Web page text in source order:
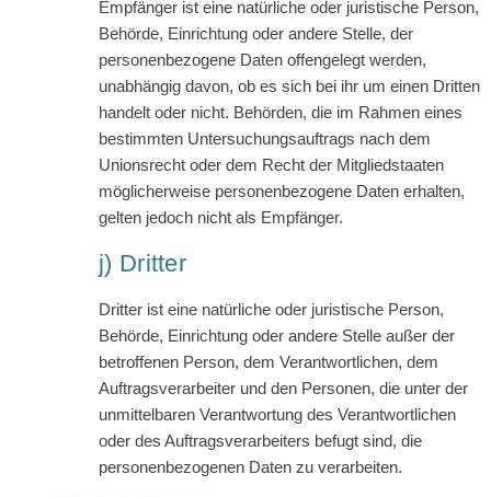
Empfänger ist eine natürliche oder juristische Person,
Behörde, Einrichtung oder andere Stelle, der
personenbezogene Daten offengelegt werden,
unabhängig davon, ob es sich bei ihr um einen Dritten
handelt oder nicht. Behörden, die im Rahmen eines
bestimmten Untersuchungsauftrags nach dem
Unionsrecht oder dem Recht der Mitgliedstaaten
möglicherweise personenbezogene Daten erhalten,
gelten jedoch nicht als Empfänger.
j) Dritter
Dritter ist eine natürliche oder juristische Person,
Behörde, Einrichtung oder andere Stelle außer der
betroffenen Person, dem Verantwortlichen, dem
Auftragsverarbeiter und den Personen, die unter der
unmittelbaren Verantwortung des Verantwortlichen
oder des Auftragsverarbeiters befugt sind, die
personenbezogenen Daten zu verarbeiten.